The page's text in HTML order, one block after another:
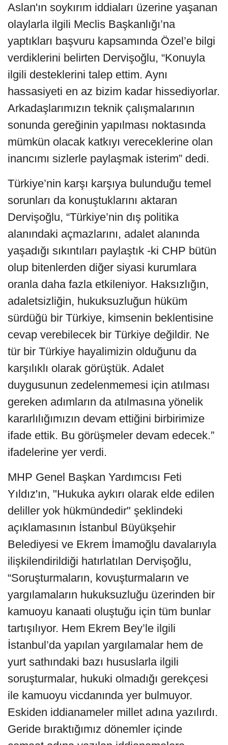
Aslan'ın soykırım iddiaları üzerine yaşanan
olaylarla ilgili Meclis Başkanlığı’na
yaptıkları başvuru kapsamında Özel’e bilgi
verdiklerini belirten Dervişoğlu, “Konuyla
ilgili desteklerini talep ettim. Aynı
hassasiyeti en az bizim kadar hissediyorlar.
Arkadaşlarımızın teknik çalışmalarının
sonunda gereğinin yapılması noktasında
mümkün olacak katkıyı vereceklerine olan
inancımı sizlerle paylaşmak isterim” dedi.
Türkiye’nin karşı karşıya bulunduğu temel
sorunları da konuştuklarını aktaran
Dervişoğlu, “Türkiye’nin dış politika
alanındaki açmazlarını, adalet alanında
yaşadığı sıkıntıları paylaştık -ki CHP bütün
olup bitenlerden diğer siyasi kurumlara
oranla daha fazla etkileniyor. Haksızlığın,
adaletsizliğin, hukuksuzluğun hüküm
sürdüğü bir Türkiye, kimsenin beklentisine
cevap verebilecek bir Türkiye değildir. Ne
tür bir Türkiye hayalimizin olduğunu da
karşılıklı olarak görüştük. Adalet
duygusunun zedelenmemesi için atılması
gereken adımların da atılmasına yönelik
kararlılığımızın devam ettiğini birbirimize
ifade ettik. Bu görüşmeler devam edecek.”
ifadelerine yer verdi.
MHP Genel Başkan Yardımcısı Feti
Yıldız'ın, "Hukuka aykırı olarak elde edilen
deliller yok hükmündedir" şeklindeki
açıklamasının İstanbul Büyükşehir
Belediyesi ve Ekrem İmamoğlu davalarıyla
ilişkilendirildiği hatırlatılan Dervişoğlu,
“Soruşturmaların, kovuşturmaların ve
yargılamaların hukuksuzluğu üzerinden bir
kamuoyu kanaati oluştuğu için tüm bunlar
tartışılıyor. Hem Ekrem Bey’le ilgili
İstanbul’da yapılan yargılamalar hem de
yurt sathındaki bazı hususlarla ilgili
soruşturmalar, hukuki olmadığı gerekçesi
ile kamuoyu vicdanında yer bulmuyor.
Eskiden iddianameler millet adına yazılırdı.
Geride bıraktığımız dönemler içinde